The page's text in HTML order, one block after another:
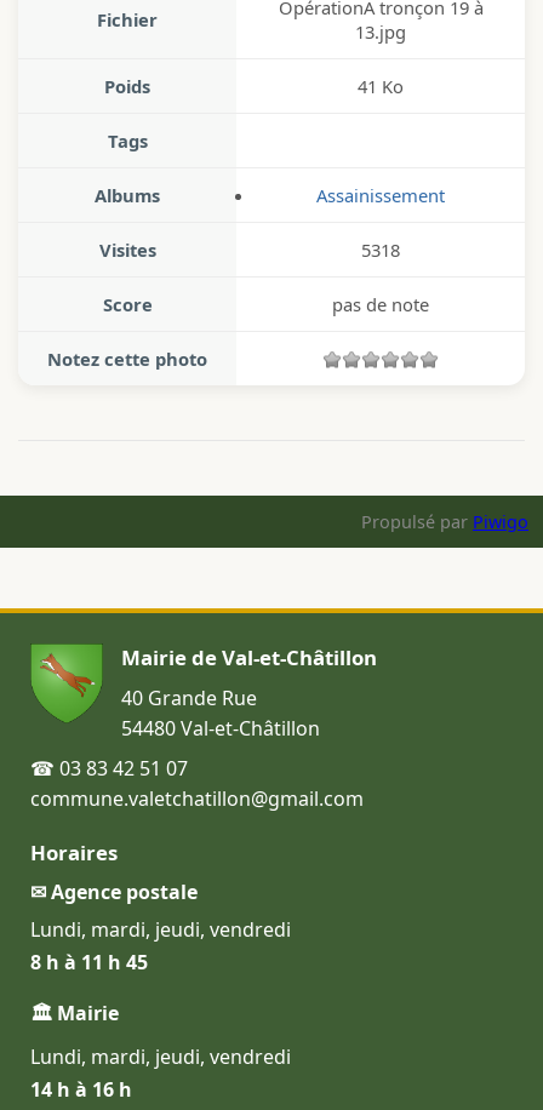
Fichier
OpérationA tronçon 19 à
13.jpg
Poids 41 Ko
Tags
Albums Assainissement
Visites 5318
Score pas de note
Notez cette photo
Propulsé par Piwigo
Mairie de Val-et-Châtillon
40 Grande Rue
54480 Val-et-Châtillon
☎ 03 83 42 51 07
commune.valetchatillon@gmail.com
Horaires
✉ Agence postale
Lundi, mardi, jeudi, vendredi
8 h à 11 h 45
🏛 Mairie
Lundi, mardi, jeudi, vendredi
14 h à 16 h